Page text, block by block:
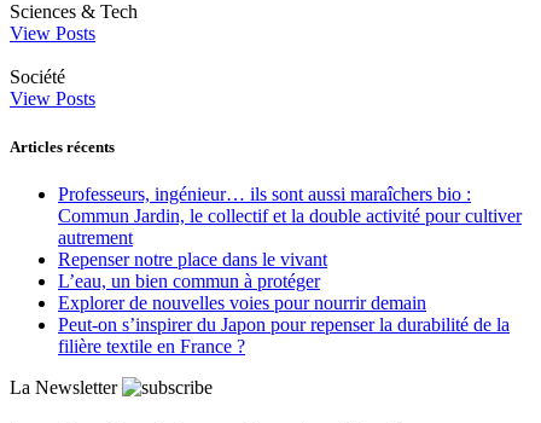
Sciences & Tech
View Posts
Société
View Posts
Articles récents
Professeurs, ingénieur… ils sont aussi maraîchers bio :
Commun Jardin, le collectif et la double activité pour cultiver
autrement
Repenser notre place dans le vivant
L’eau, un bien commun à protéger
Explorer de nouvelles voies pour nourrir demain
Peut‑on s’inspirer du Japon pour repenser la durabilité de la
filière textile en France ?
La Newsletter